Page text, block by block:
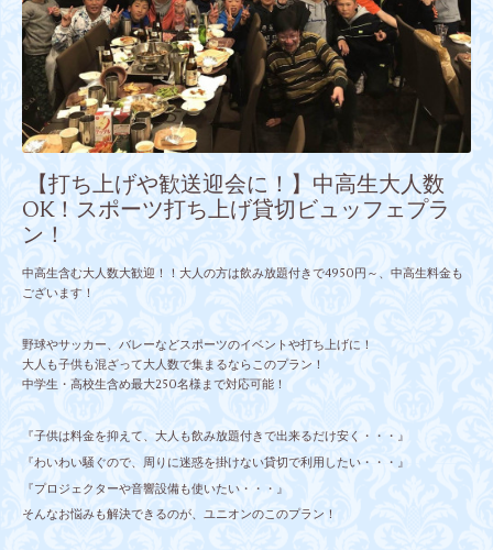
【打ち上げや歓送迎会に！】中高生大人数
OK！スポーツ打ち上げ貸切ビュッフェプラ
ン！
中高生含む大人数大歓迎！！大人の方は飲み放題付きで4950円～、中高生料金も
ございます！
野球やサッカー、バレーなどスポーツのイベントや打ち上げに！
大人も子供も混ざって大人数で集まるならこのプラン！
中学生・高校生含め最大250名様まで対応可能！
『子供は料金を抑えて、大人も飲み放題付きで出来るだけ安く・・・』
『わいわい騒ぐので、周りに迷惑を掛けない貸切で利用したい・・・』
『プロジェクターや音響設備も使いたい・・・』
そんなお悩みも解決できるのが、ユニオンのこのプラン！